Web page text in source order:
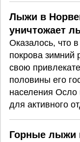
Лыжи в
уничтожает
Оказалось, что
покрова зимний
свою
половины его
населения Осло
для активного
Горные лыжи